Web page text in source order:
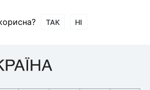
ТАК НІ